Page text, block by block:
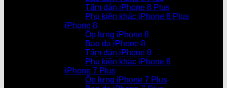
Tấm dán iPhone 8 Plus
Phụ kiện khác iPhone 8 Plus
iPhone 8
Ốp lưng iPhone 8
Bao da iPhone 8
Tấm dán iPhone 8
Phụ kiện khác iPhone 8
iPhone 7 Plus
Ốp lưng iPhone 7 Plus